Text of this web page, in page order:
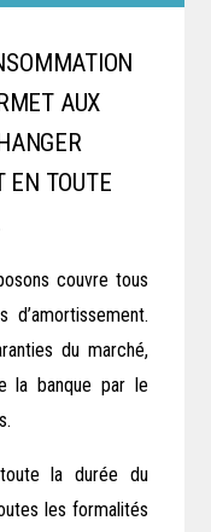
AUX
EN TOUTE
couvre tous
du marché,
la banque par le
la durée du
les formalités